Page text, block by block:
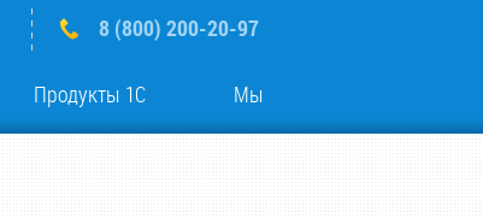
8 (800) 200-20-97
Продукты 1С Мы